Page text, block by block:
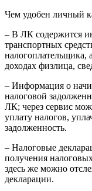
Чем удобен личный
– В ЛК содержится
транспортных
налогоплательщика,
доходах физлица,
– Информация о
налоговой
ЛК; через сервис
уплату налогов,
задолженность.
– Налоговые
получения
здесь же можно
декларации.